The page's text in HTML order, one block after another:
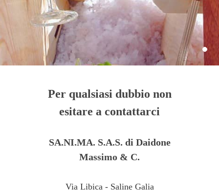
Per qualsiasi dubbio non
esitare a contattarci
SA.NI.MA. S.A.S. di Daidone
Massimo & C.
Via Libica - Saline Galia